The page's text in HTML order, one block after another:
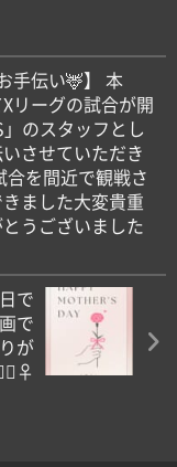
手伝い🦌】 本
リーグの試合が開
」のスタッフとし
させていただき
合を間近で観戦さ
ました大変貴重
うございました
で
で
が
🏻‍♀️